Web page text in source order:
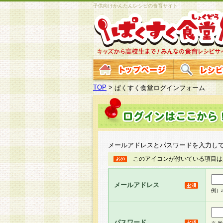
子供向けかんたんレシピの食育サイト
TOP >ぱくすく食堂ログインフォーム
メールアドレスとパスワードを入力し
このアイコンが付いている項目
メールアドレス
例）